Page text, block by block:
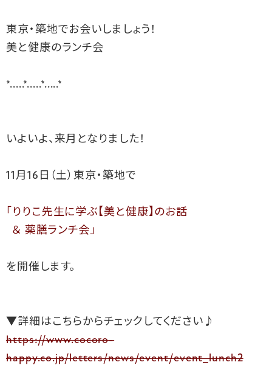
東京・築地でお会いしましょう！
美と健康のランチ会
*.....*.....*.....*
いよいよ、来月となりました！
11月16日（土）東京・築地で
「りりこ先生に学ぶ【美と健康】のお話
  ＆ 薬膳ランチ会」
を開催します。
https://www.cocoro-
happy.co.jp/letters/news/event/event_lunch2